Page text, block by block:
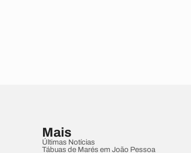
Mais
Últimas Notícias
Tábuas de Marés em João Pessoa